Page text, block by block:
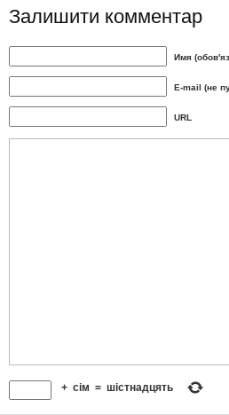
Залишити комментар
Имя
E-mail (не
URL
+ сім = шістнадцять